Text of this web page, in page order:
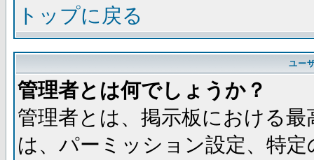
トップに戻る
ユー
管理者とは何でしょうか？
管理者とは、掲示板における
は、パーミッション設定、特